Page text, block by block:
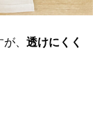
が、透けにくく